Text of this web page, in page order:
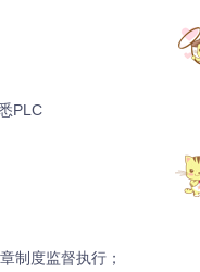
PLC
制度监督执行；